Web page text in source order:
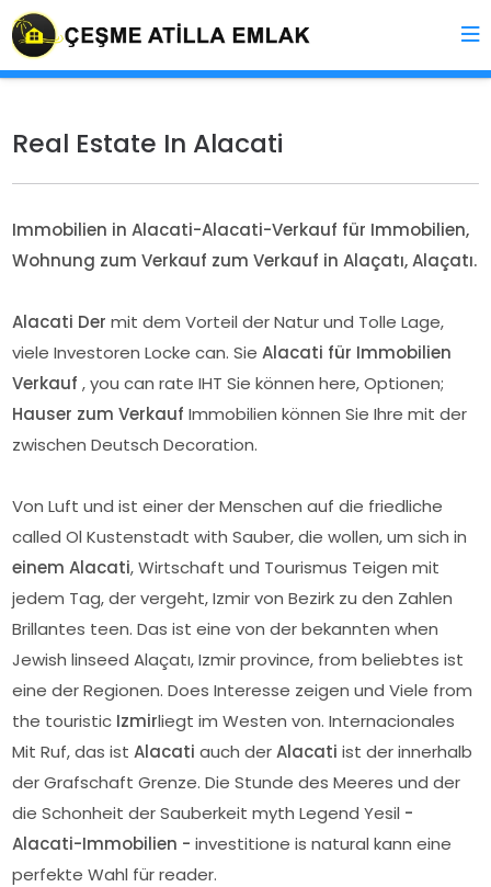
Real Estate In Alacati
Immobilien in Alacati-Alacati-Verkauf für Immobilien,
Wohnung zum Verkauf zum Verkauf in Alaçatı, Alaçatı.
Alacati Dermit dem Vorteil der Natur und Tolle Lage,
viele Investoren Locke can. SieAlacati für Immobilien
Verkauf , you can rate IHT Sie können here, Optionen;
Hauser zum Verkauf Immobilien können Sie Ihre mit der
zwischen Deutsch Decoration.
Von Luft und ist einer der Menschen auf die friedliche
called Ol Kustenstadt with Sauber, die wollen, um sich in
einem Alacati, Wirtschaft und Tourismus Teigen mit
jedem Tag, der vergeht, Izmir von Bezirk zu den Zahlen
Brillantes teen. Das ist eine von der bekannten when
Jewish linseed Alaçatı, Izmir province, from beliebtes ist
eine der Regionen. Does Interesse zeigen und Viele from
the touristic Izmirliegt im Westen von. Internacionales
Mit Ruf, das istAlacati auch derAlacati ist der innerhalb
der Grafschaft Grenze. Die Stunde des Meeres und der
die Schonheit der Sauberkeit myth Legend Yesil -
Alacati-Immobilien - investitione is natural kann eine
perfekte Wahl für reader.